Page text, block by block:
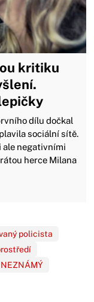
kritiku
dílu dočkal
sociální sítě.
ale negativními
herce Milana
policista